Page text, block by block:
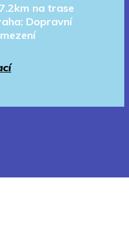
na trase
Dopravní